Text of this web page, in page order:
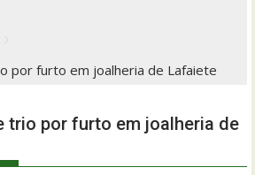
por furto em joalheria de Lafaiete
trio por furto em joalheria de